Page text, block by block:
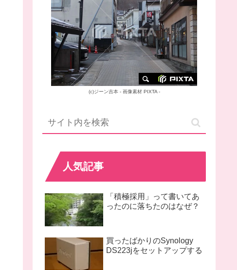
(c)ジーン吉本- 画像素材PIXTA -
人気記事
「積極採用」って書いてあ
ったのに落ちたのはなぜ？
買ったばかりのSynology
DS223jをセットアップする